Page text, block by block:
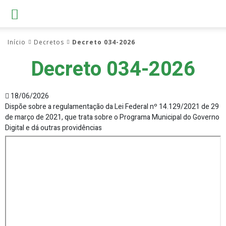
Início Decretos Decreto 034-2026
Decreto 034-2026
18/06/2026
Dispõe sobre a regulamentação da Lei Federal nº 14.129/2021 de 29
de março de 2021, que trata sobre o Programa Municipal do Governo
Digital e dá outras providências